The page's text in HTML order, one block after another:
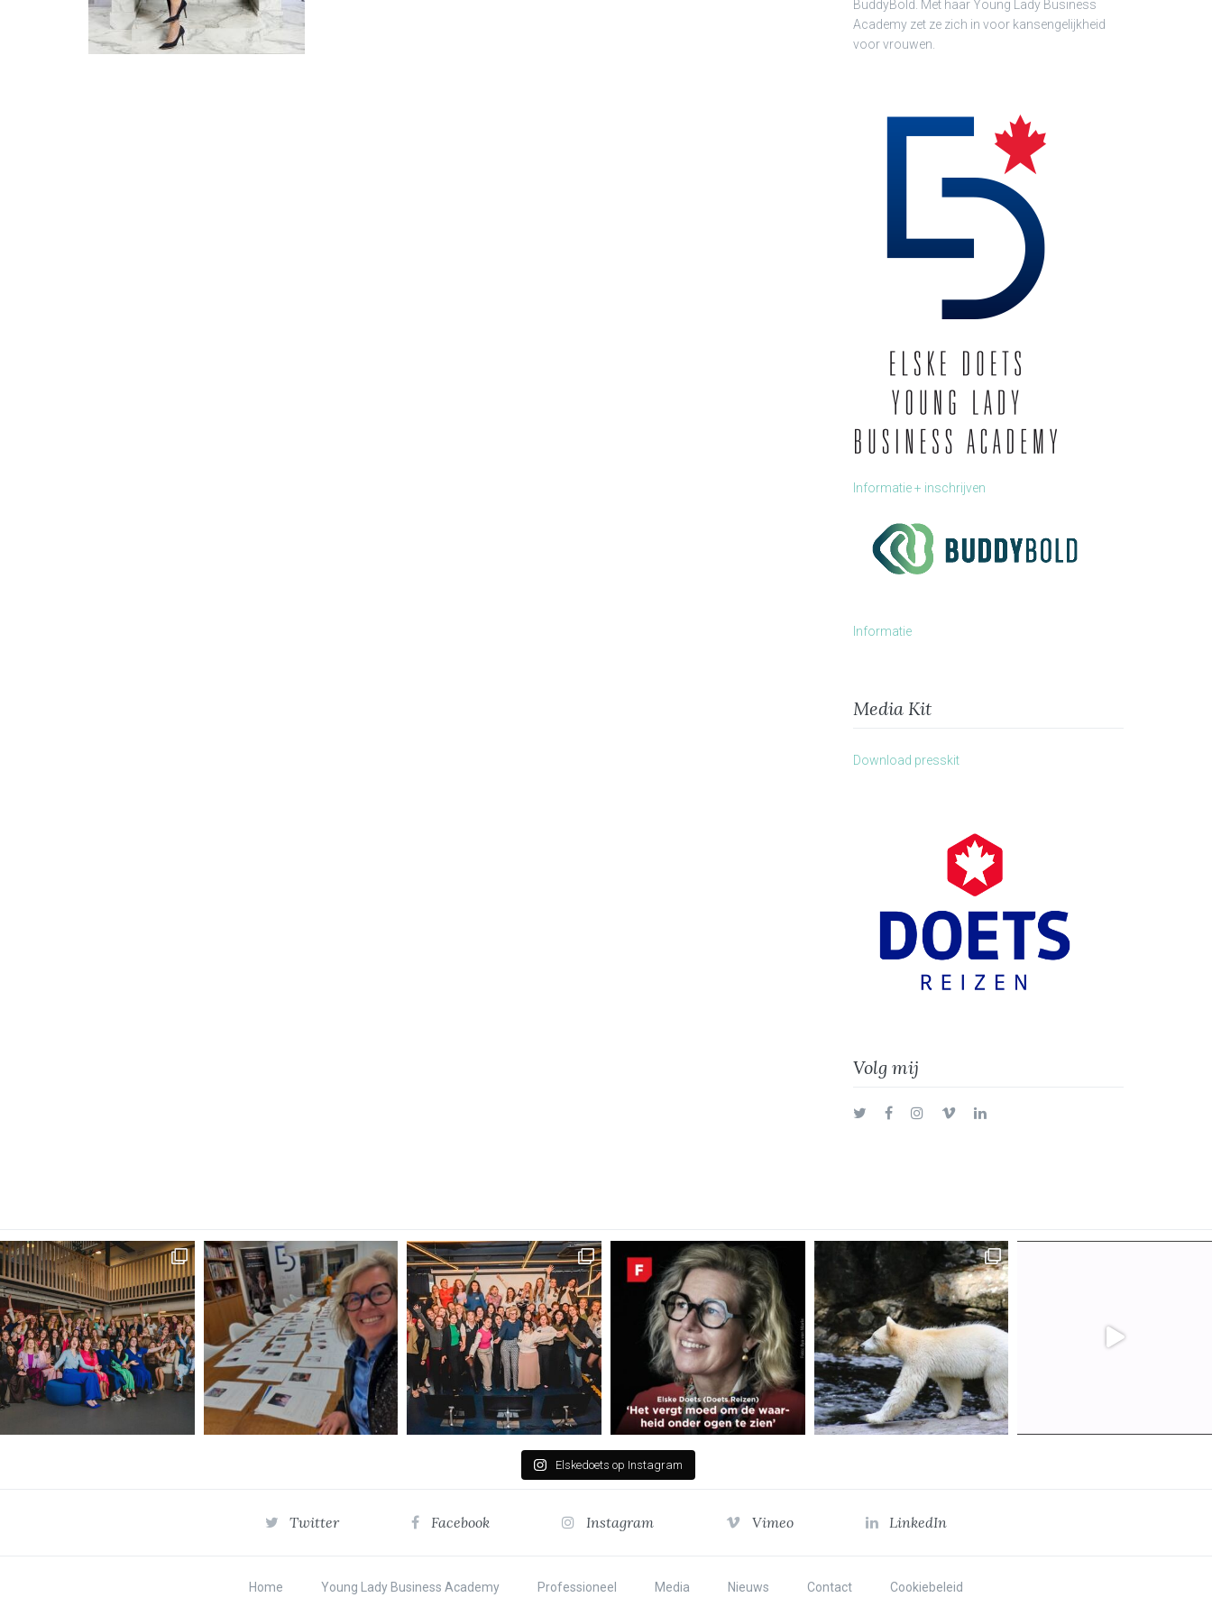
BuddyBold. Met haar Young Lady Business
Academy zet ze zich in voor kansengelijkheid
voor vrouwen.
Informatie + inschrijven
Informatie
Media Kit
Download presskit
Volg mij
TwitterFacebookInstagram
VimeoLinkedIn
Elskedoets op Instagram
Twitter Facebook Instagram Vimeo LinkedIn
Home Young Lady Business Academy Professioneel Media Nieuws Contact Cookiebeleid